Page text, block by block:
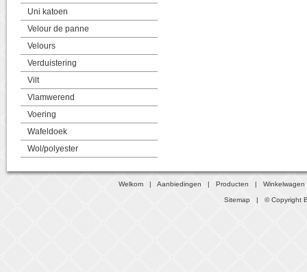
Uni katoen
Velour de panne
Velours
Verduistering
Vilt
Vlamwerend
Voering
Wafeldoek
Wol/polyester
Welkom |Aanbiedingen |Producten |Winkelwagen
Sitemap | © Copyright